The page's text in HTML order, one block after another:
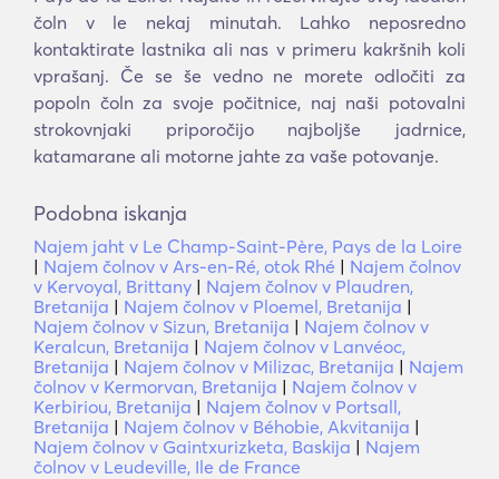
čoln v le nekaj minutah. Lahko neposredno
kontaktirate lastnika ali nas v primeru kakršnih koli
vprašanj. Če se še vedno ne morete odločiti za
popoln čoln za svoje počitnice, naj naši potovalni
strokovnjaki priporočijo najboljše jadrnice,
katamarane ali motorne jahte za vaše potovanje.
Podobna iskanja
Najem jaht v Le Champ-Saint-Père, Pays de la Loire
| Najem čolnov v Ars-en-Ré, otok Rhé | Najem čolnov
v Kervoyal, Brittany | Najem čolnov v Plaudren,
Bretanija | Najem čolnov v Ploemel, Bretanija |
Najem čolnov v Sizun, Bretanija | Najem čolnov v
Keralcun, Bretanija | Najem čolnov v Lanvéoc,
Bretanija | Najem čolnov v Milizac, Bretanija | Najem
čolnov v Kermorvan, Bretanija | Najem čolnov v
Kerbiriou, Bretanija | Najem čolnov v Portsall,
Bretanija | Najem čolnov v Béhobie, Akvitanija |
Najem čolnov v Gaintxurizketa, Baskija | Najem
čolnov v Leudeville, Ile de France